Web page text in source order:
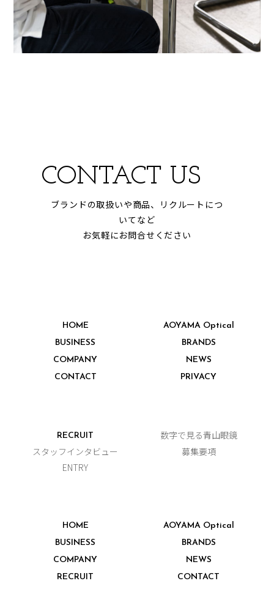
CONTACT US
ブランドの取扱いや商品、リクルートにつ
いてなど
お気軽にお問合せください
HOME
AOYAMA Optical
BUSINESS
BRANDS
COMPANY
NEWS
CONTACT
PRIVACY
RECRUIT
数字で見る青山眼鏡
スタッフインタビュー
募集要項
ENTRY
HOME
AOYAMA Optical
BUSINESS
BRANDS
COMPANY
NEWS
RECRUIT
CONTACT